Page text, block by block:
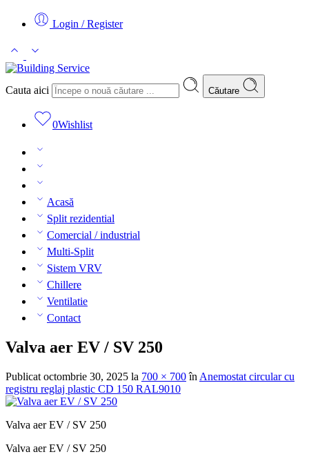
Login / Register
Cauta aici Căutare
0Wishlist
Acasă
Split rezidential
Comercial / industrial
Multi-Split
Sistem VRV
Chillere
Ventilatie
Contact
Valva aer EV / SV 250
Publicat octombrie 30, 2025 la 700 × 700în Anemostat circular cu
registru reglaj plastic CD 150 RAL9010
Valva aer EV / SV 250
Valva aer EV / SV 250